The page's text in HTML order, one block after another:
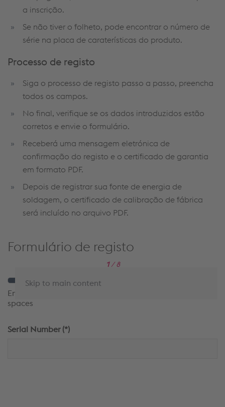
a inscrição.
Se não tiver o folheto, pode encontrar o número de
série na placa de caraterísticas do produto.
Processo de registo
Siga o processo de registo passo a passo, preencha
todos os campos.
No final, verifique se os dados introduzidos estão
corretos e envie o formulário.
Receberá uma mensagem eletrónica de
confirmação do registo e o certificado de garantia
em formato PDF.
Depois de registrar sua fonte de energia de
soldagem, o certificado de calibração de fábrica
será incluído no arquivo PDF.
Formulário de registo